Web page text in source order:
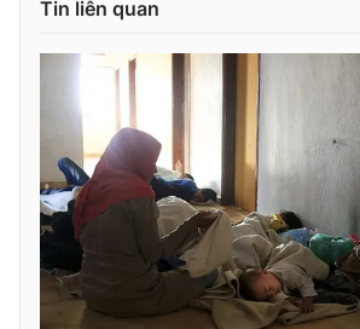
Chuyên mục khác
Emagazine Podcast
Photo
Shorts
Tin liên quan